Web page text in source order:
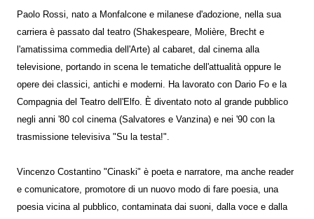
Paolo Rossi, nato a Monfalcone e milanese d'adozione, nella sua
carriera è passato dal teatro (Shakespeare, Molière, Brecht e
l'amatissima commedia dell'Arte) al cabaret, dal cinema alla
televisione, portando in scena le tematiche dell'attualità oppure le
opere dei classici, antichi e moderni. Ha lavorato con Dario Fo e la
Compagnia del Teatro dell'Elfo. È diventato noto al grande pubblico
negli anni '80 col cinema (Salvatores e Vanzina) e nei '90 con la
trasmissione televisiva "Su la testa!".
Vincenzo Costantino "Cinaski" è poeta e narratore, ma anche reader
e comunicatore, promotore di un nuovo modo di fare poesia, una
poesia vicina al pubblico, contaminata dai suoni, dalla voce e dalla